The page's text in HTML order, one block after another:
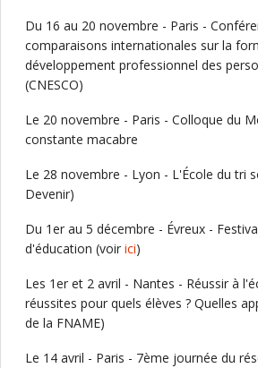
Du 16 au 20 novembre - Paris -
comparaisons internationales sur la
développement professionnel des
(CNESCO)
Le 20 novembre - Paris - Colloque du
constante macabre
Le 28 novembre - Lyon - L'École du tri
Devenir)
Du 1er au 5 décembre - Évreux -
d'éducation (voir ici)
Les 1er et 2 avril - Nantes - Réussir à
réussites pour quels élèves ? Quelles
de la FNAME)
Le 14 avril - Paris - 7ème journée du